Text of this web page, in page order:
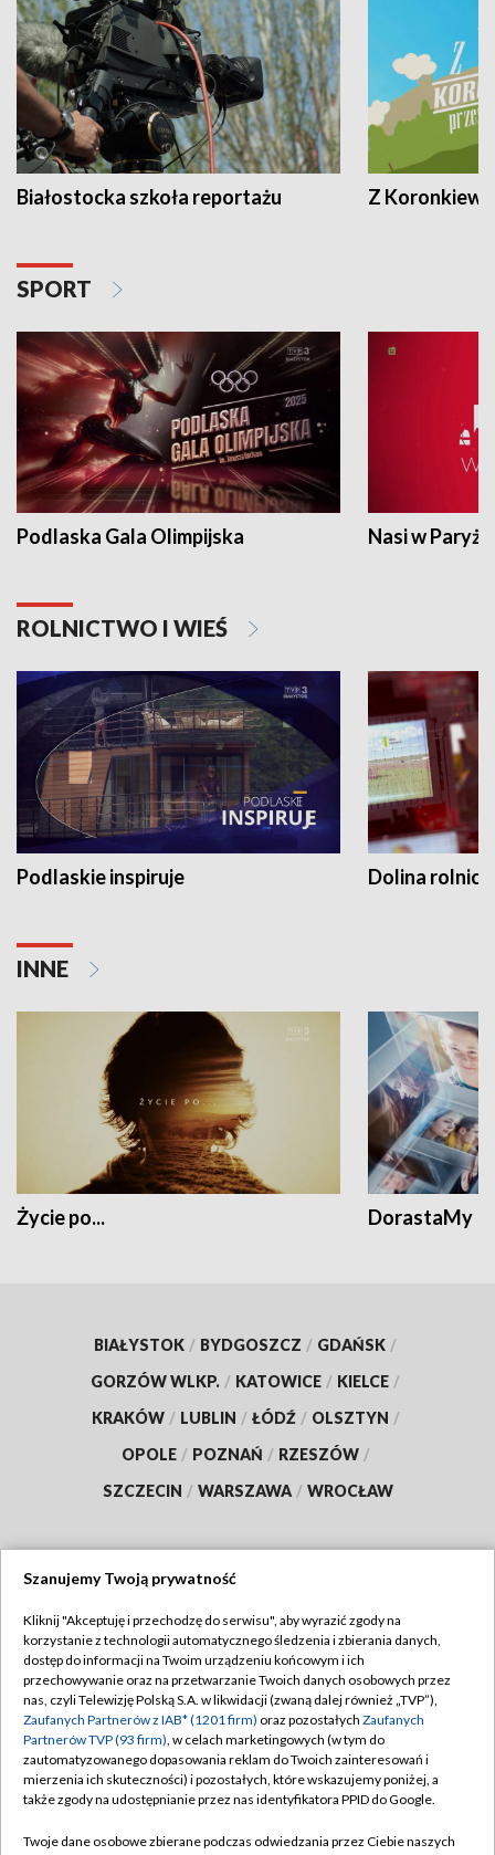
Białostocka szkoła reportażu Z
SPORT
Podlaska Gala Olimpijska Nasi w Paryżu
ROLNICTWO I WIEŚ
Podlaskie inspiruje Dolina
INNE
Życie po... DorastaMy
BIAŁYSTOK / BYDGOSZCZ / GDAŃSK /
GORZÓW WLKP. / KATOWICE / KIELCE /
KRAKÓW / LUBLIN / ŁÓDŹ / OLSZTYN /
OPOLE / POZNAŃ / RZESZÓW /
SZCZECIN / WARSZAWA / WROCŁAW
TVP
Abonament TVP
Emisja w TVP
Centrum informacji TVP
Naziemna Telewizja Cyfrowa
Regulamin TVP
Polityka prywatności
Moje zgody
Pomoc
Szanujemy Twoją prywatność
Kliknij "Akceptuję i przechodzę do serwisu", aby wyrazić zgody na
korzystanie z technologii automatycznego śledzenia i zbierania danych,
dostęp do informacji na Twoim urządzeniu końcowym i ich
przechowywanie oraz na przetwarzanie Twoich danych osobowych przez
nas, czyli Telewizję Polską S.A. w likwidacji (zwaną dalej również „TVP”),
Zaufanych Partnerów z IAB* (1201 firm) oraz pozostałych Zaufanych
Partnerów TVP (93 firm), w celach marketingowych (w tym do
zautomatyzowanego dopasowania reklam do Twoich zainteresowań i
mierzenia ich skuteczności) i pozostałych, które wskazujemy poniżej, a
także zgody na udostępnianie przez nas identyfikatora PPID do Google.
Twoje dane osobowe zbierane podczas odwiedzania przez Ciebie naszych